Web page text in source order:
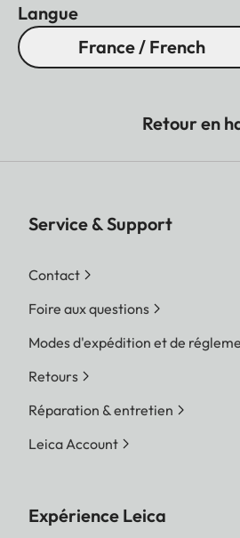
Langue
France / French
Retour en
Service & Support
Contact
Foire aux questions
Modes d'expédition et de
Retours
Réparation & entretien
Leica Account
Expérience Leica